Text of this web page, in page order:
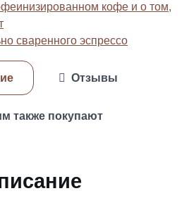
кофе и о том,
сваренного эспрессо
Отзывы
также покупают